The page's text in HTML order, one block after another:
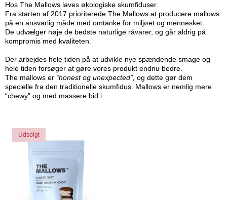
Hos The Mallows laves økologiske skumfiduser.
Fra starten af 2017 prioriterede The Mallows at producere mallows
på en ansvarlig måde med omtanke for miljøet og mennesket.
De udvælger nøje de bedste naturlige råvarer, og går aldrig på
kompromis med kvaliteten.
Der arbejdes hele tiden på at udvikle nye spændende smage og
hele tiden forsøger at gøre vores produkt endnu bedre.
The mallows er “honest og unexpected”, og dette gør dem
specielle fra den traditionelle skumfidus. Mallows er nemlig mere
“chewy” og med massere bid i.
Udsolgt